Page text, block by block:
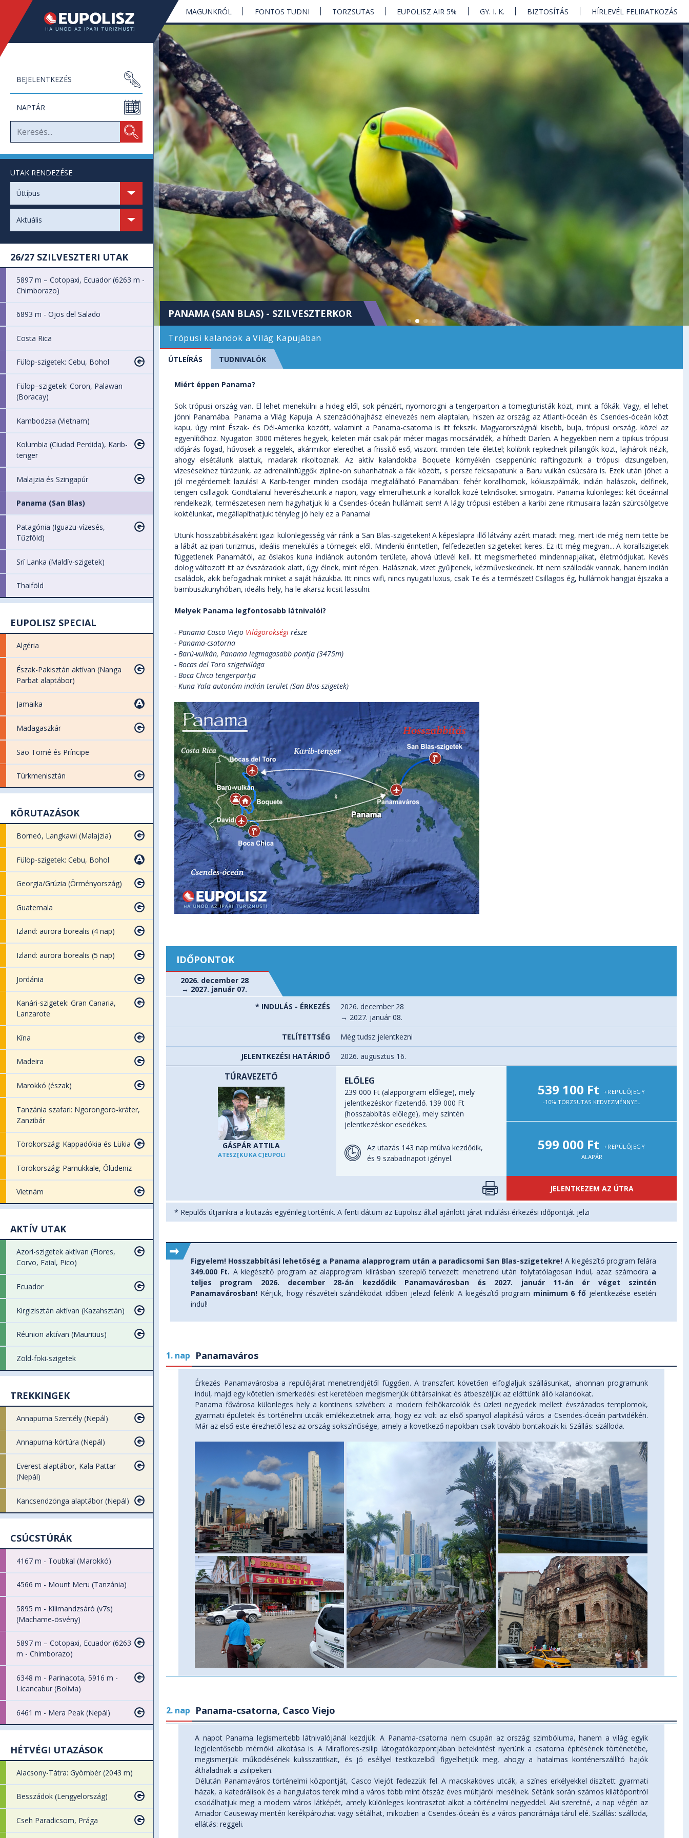
BEJELENTKEZÉS
NAPTÁR
UTAK RENDEZÉSE
Úttípus
Aktuális
26/27 SZILVESZTERI UTAK
5897 m – Cotopaxi, Ecuador (6263 m -
Chimborazo)
6893 m - Ojos del Salado
Costa Rica
Fülöp-szigetek: Cebu, Bohol
Fülöp–szigetek: Coron, Palawan
(Boracay)
Kambodzsa (Vietnam)
Kolumbia (Ciudad Perdida), Karib-
tenger
Malajzia és Szingapúr
Panama (San Blas)
Patagónia (Iguazu-vízesés,
Tűzföld)
Srí Lanka (Maldív-szigetek)
Thaiföld
EUPOLISZ SPECIAL
Algéria
Észak-Pakisztán aktívan (Nanga
Parbat alaptábor)
Jamaika
Madagaszkár
São Tomé és Príncipe
Türkmenisztán
KÖRUTAZÁSOK
Borneó, Langkawi (Malajzia)
Fülöp-szigetek: Cebu, Bohol
Georgia/Grúzia (Örményország)
Guatemala
Izland: aurora borealis (4 nap)
Izland: aurora borealis (5 nap)
Jordánia
Kanári-szigetek: Gran Canaria,
Lanzarote
Kína
Madeira
Marokkó (észak)
Tanzánia szafari: Ngorongoro-kráter,
Zanzibár
Törökország: Kappadókia és Lükia
Törökország: Pamukkale, Ölüdeniz
Vietnám
AKTÍV UTAK
Azori-szigetek aktívan (Flores,
Corvo, Faial, Pico)
Ecuador
Kirgizisztán aktívan (Kazahsztán)
Réunion aktívan (Mauritius)
Zöld-foki-szigetek
TREKKINGEK
Annapurna Szentély (Nepál)
Annapurna-körtúra (Nepál)
Everest alaptábor, Kala Pattar
(Nepál)
Kancsendzönga alaptábor (Nepál)
CSÚCSTÚRÁK
4167 m - Toubkal (Marokkó)
4566 m - Mount Meru (Tanzánia)
5895 m - Kilimandzsáró (v7s)
(Machame-ösvény)
5897 m – Cotopaxi, Ecuador (6263
m - Chimborazo)
6348 m - Parinacota, 5916 m -
Licancabur (Bolívia)
6461 m - Mera Peak (Nepál)
HÉTVÉGI UTAZÁSOK
Alacsony-Tátra: Gyömbér (2043 m)
Besszádok (Lengyelország)
Cseh Paradicsom, Prága
MAGUNKRÓL FONTOS TUDNI TÖRZSUTAS EUPOLISZ AIR 5% GY. I. K. BIZTOSÍTÁS HÍRLEVÉL FELIRATKOZÁS
PANAMA (SAN BLAS) - SZILVESZTERKOR
Trópusi kalandok a Világ Kapujában
ÚTLEÍRÁS TUDNIVALÓK
Miért éppen Panama?
Sok trópusi ország van. El lehet menekülni a hideg elől, sok pénzért, nyomorogni a tengerparton a tömegturisták közt, mint a fókák. Vagy, el lehet
jönni Panamába. Panama a Világ Kapuja. A szenzációhajhász elnevezés nem alaptalan, hiszen az ország az Atlanti-óceán és Csendes-óceán közt
kapu, úgy mint Észak- és Dél-Amerika között, valamint a Panama-csatorna is itt fekszik. Magyarországnál kisebb, buja, trópusi ország, közel az
egyenlítőhöz. Nyugaton 3000 méteres hegyek, keleten már csak pár méter magas mocsárvidék, a hírhedt Daríen. A hegyekben nem a tipikus trópusi
időjárás fogad, hűvösek a reggelek, akármikor eleredhet a frissítő eső, viszont minden tele élettel; kolibrik repkednek pillangók közt, lajhárok nézik,
ahogy elsétálunk alattuk, madarak rikoltoznak. Az aktív kalandokba Boquete környékén cseppenünk: raftingozunk a trópusi dzsungelben,
vízesésekhez túrázunk, az adrenalinfüggők zipline-on suhanhatnak a fák között, s persze felcsapatunk a Baru vulkán csúcsára is. Ezek után jöhet a
jól megérdemelt lazulás! A Karib-tenger minden csodája megtalálható Panamában: fehér korallhomok, kókuszpálmák, indián halászok, delfinek,
tengeri csillagok. Gondtalanul heverészhetünk a napon, vagy elmerülhetünk a korallok közé teknősöket simogatni. Panama különleges: két óceánnal
rendelkezik, természetesen nem hagyhatjuk ki a Csendes-óceán hullámait sem! A lágy trópusi estében a karibi zene ritmusaira lazán szürcsölgetve
koktélunkat, megállapíthatjuk: tényleg jó hely ez a Panama!
Utunk hosszabbításaként igazi különlegesség vár ránk a San Blas-szigeteken! A képeslapra illő látvány azért maradt meg, mert ide még nem tette be
a lábát az ipari turizmus, ideális menekülés a tömegek elől. Mindenki érintetlen, felfedezetlen szigeteket keres. Ez itt még megvan... A korallszigetek
függetlenek Panamától, az őslakos kuna indiánok autonóm területe, ahová útlevél kell. Itt megismerheted mindennapjaikat, életmódjukat. Kevés
dolog változott itt az évszázadok alatt, úgy élnek, mint régen. Halásznak, vizet gyűjtenek, kézműveskednek. Itt nem szállodák vannak, hanem indián
családok, akik befogadnak minket a saját házukba. Itt nincs wifi, nincs nyugati luxus, csak Te és a természet! Csillagos ég, hullámok hangjai éjszaka a
bambuszkunyhóban, ideális hely, ha le akarsz kicsit lassulni.
Melyek Panama legfontosabb látnivalói?
- Panama Casco Viejo Világörökségi része
- Panama-csatorna
- Barú-vulkán, Panama legmagasabb pontja (3475m)
- Bocas del Toro szigetvilága
- Boca Chica tengerpartja
- Kuna Yala autonóm indián terület (San Blas-szigetek)
IDŐPONTOK
2026. december 28
→ 2027. január 07.
* INDULÁS - ÉRKEZÉS
2026. december 28
→ 2027. január 08.
TELÍTETTSÉG
Még tudsz jelentkezni
JELENTKEZÉSI HATÁRIDŐ
2026. augusztus 16.
TÚRAVEZETŐ
GÁSPÁR ATTILA
ATESZ[KUKAC]EUPOLISZ.HU
ELŐLEG
239 000 Ft (alapporgram előlege), mely
jelentkezéskor fizetendő. 139 000 Ft
(hosszabbítás előlege), mely szintén
jelentkezéskor esedékes.
Az utazás 143 nap múlva kezdődik,
és 9 szabadnapot igényel.
539 100 Ft
+REPÜLŐJEGY
-10% TÖRZSUTAS KEDVEZMÉNNYEL
599 000 Ft
+REPÜLŐJEGY
ALAPÁR
JELENTKEZEM AZ ÚTRA
* Repülős útjainkra a kiutazás egyénileg történik. A fenti dátum az Eupolisz által ajánlott járat indulási-érkezési időpontját jelzi
Figyelem! Hosszabbítási lehetőség a Panama alapprogram után a paradicsomi San Blas-szigetekre! A kiegészítő program felára
349.000 Ft. A kiegészítő program az alapprogram kiírásban szereplő tervezett menetrend után folytatólagosan indul, azaz számodra a
teljes program 2026. december 28-án kezdődik Panamavárosban és 2027. január 11-án ér véget szintén
Panamavárosban! Kérjük, hogy részvételi szándékodat időben jelezd felénk! A kiegészítő program minimum 6 fő jelentkezése esetén
indul!
1. nap Panamaváros
Érkezés Panamavárosba a repülőjárat menetrendjétől függően. A transzfert követően elfoglaljuk szállásunkat, ahonnan programunk
indul, majd egy kötetlen ismerkedési est keretében megismerjük útitársainkat és átbeszéljük az előttünk álló kalandokat.
Panama fővárosa különleges hely a kontinens szívében: a modern felhőkarcolók és üzleti negyedek mellett évszázados templomok,
gyarmati épületek és történelmi utcák emlékeztetnek arra, hogy ez volt az első spanyol alapítású város a Csendes-óceán partvidékén.
Már az első este érezhető lesz az ország sokszínűsége, amely a következő napokban csak tovább bontakozik ki. Szállás: szálloda.
2. nap Panama-csatorna, Casco Viejo
A napot Panama legismertebb látnivalójánál kezdjük. A Panama-csatorna nem csupán az ország szimbóluma, hanem a világ egyik
legjelentősebb mérnöki alkotása is. A Miraflores-zsilip látogatóközpontjában betekintést nyerünk a csatorna építésének történetébe,
megismerjük működésének kulisszatitkait, és jó eséllyel testközelből figyelhetjük meg, ahogy a hatalmas konténerszállító hajók
áthaladnak a zsilipeken.
Délután Panamaváros történelmi központját, Casco Viejót fedezzük fel. A macskaköves utcák, a színes erkélyekkel díszített gyarmati
házak, a katedrálisok és a hangulatos terek mind a város több mint ötszáz éves múltjáról mesélnek. Sétánk során számos kilátópontról
csodálhatjuk meg a modern város látképét, amely különleges kontrasztot alkot a történelmi negyeddel. Aki szeretné, a nap végén az
Amador Causeway mentén kerékpározhat vagy sétálhat, miközben a Csendes-óceán és a város panorámája tárul elé. Szállás: szálloda,
ellátás: reggeli.